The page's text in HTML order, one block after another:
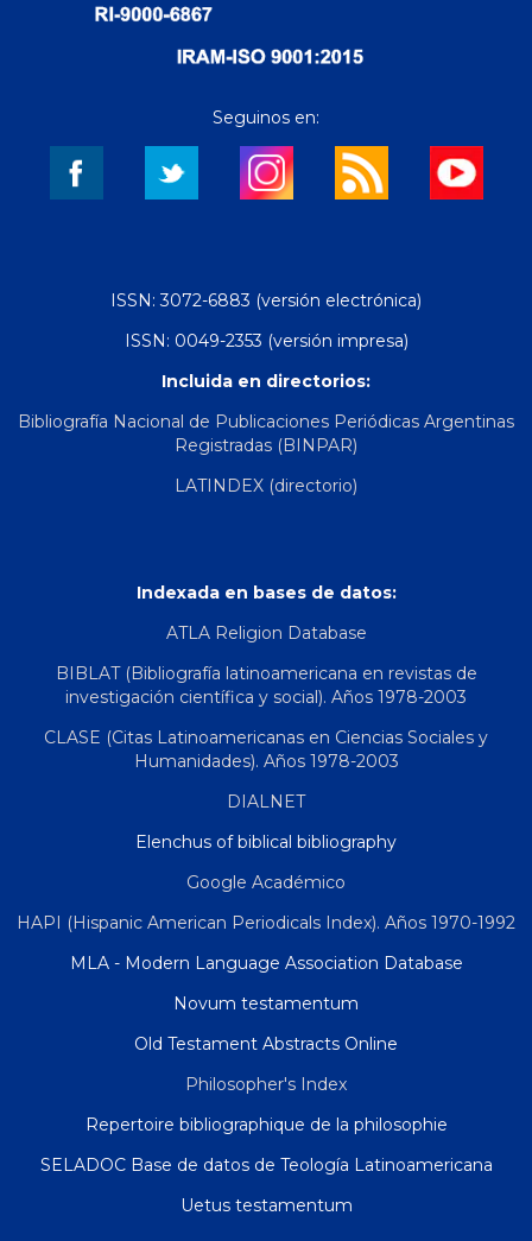
Seguinos en:
ISSN: 3072-6883 (versión electrónica)
ISSN: 0049-2353 (versión impresa)
Incluida en directorios:
Bibliografía Nacional de Publicaciones Periódicas Argentinas
Registradas (BINPAR)
LATINDEX (directorio)
Indexada en bases de datos:
ATLA Religion Database
BIBLAT (Bibliografía latinoamericana en revistas de
investigación científica y social). Años 1978-2003
CLASE (Citas Latinoamericanas en Ciencias Sociales y
Humanidades). Años 1978-2003
DIALNET
Elenchus of biblical bibliography
Google Académico
HAPI (Hispanic American Periodicals Index). Años 1970-1992
MLA - Modern Language Association Database
Novum testamentum
Old Testament Abstracts Online
Philosopher's Index
Repertoire bibliographique de la philosophie
SELADOC Base de datos de Teología Latinoamericana
Uetus testamentum